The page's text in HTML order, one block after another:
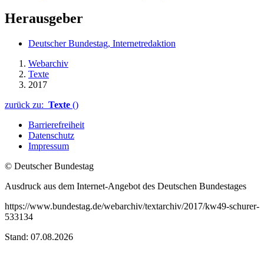
Herausgeber
Deutscher Bundestag, Internetredaktion
Webarchiv
Texte
2017
zurück zu: Texte ()
Barrierefreiheit
Datenschutz
Impressum
© Deutscher Bundestag
Ausdruck aus dem Internet-Angebot des Deutschen Bundestages
https://www.bundestag.de/webarchiv/textarchiv/2017/kw49-schurer-
533134
Stand: 07.08.2026